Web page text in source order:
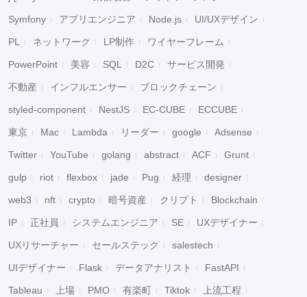
Symfony アプリエンジニア Node.js UI/UXデザイン
PL ネットワーク LP制作 ワイヤーフレーム
PowerPoint 美容 SQL D2C サービス開発
不動産 インフルエンサー ブロックチェーン
styled-component NestJS EC-CUBE ECCUBE
東京 Mac Lambda リーダー google Adsense
Twitter YouTube golang abstract ACF Grunt
gulp riot flexbox jade Pug 経理 designer
web3 nft crypto 暗号資産 クリプト Blockchain
IP 正社員 システムエンジニア SE UXデザイナー
UXリサーチャー セールステック salestech
UIデザイナー Flask データアナリスト FastAPI
Tableau 上場 PMO 有楽町 Tiktok 上流工程